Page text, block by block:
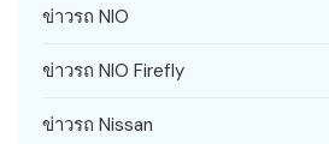
ข่าวรถ NIO
ข่าวรถ NIO Firefly
ข่าวรถ Nissan